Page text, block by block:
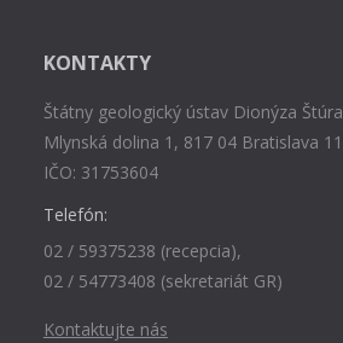
KONTAKTY
Štátny geologický ústav Dionýza Štúra
Mlynská dolina 1, 817 04 Bratislava 11
IČO: 31753604
Telefón:
02 / 59375238 (recepcia),
02 / 54773408 (sekretariát GR)
Kontaktujte nás